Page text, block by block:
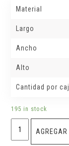
Material
Largo
Ancho
Alto
Cantidad por
195 in stock
transparente
quantity